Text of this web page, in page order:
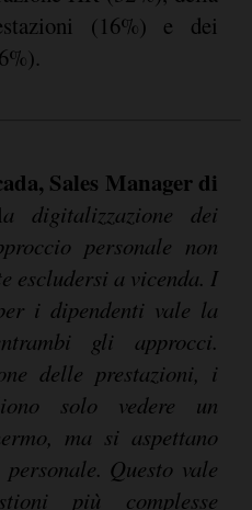
(16%) e dei
Sales Manager di
a digitalizzazione dei
personale non
escludersi a vicenda. I
i dipendenti vale la
gli approcci.
delle prestazioni, i
solo vedere un
ma si aspettano
Questo vale
più complesse